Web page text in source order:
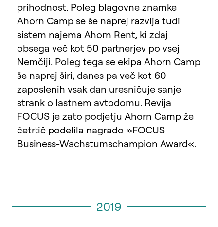
prihodnost. Poleg blagovne znamke
Ahorn Camp se še naprej razvija tudi
sistem najema Ahorn Rent, ki zdaj
obsega več kot 50 partnerjev po vsej
Nemčiji. Poleg tega se ekipa Ahorn Camp
še naprej širi, danes pa več kot 60
zaposlenih vsak dan uresničuje sanje
strank o lastnem avtodomu. Revija
FOCUS je zato podjetju Ahorn Camp že
četrtič podelila nagrado »FOCUS
Business-Wachstumschampion Award«.
2019